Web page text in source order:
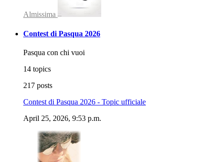
Almissima
Contest di Pasqua 2026
Pasqua con chi vuoi
14 topics
217 posts
Contest di Pasqua 2026 - Topic ufficiale
April 25, 2026, 9:53 p.m.